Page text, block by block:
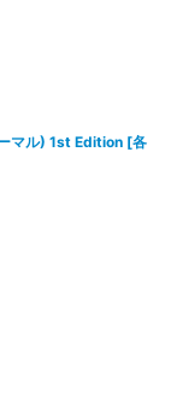
マル) 1st Edition [各